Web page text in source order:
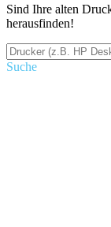
Sind Ihre alten
herausfinden!
Suche